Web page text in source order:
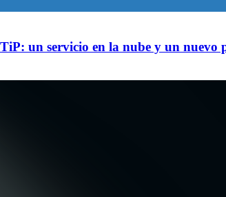
un servicio en la nube y un